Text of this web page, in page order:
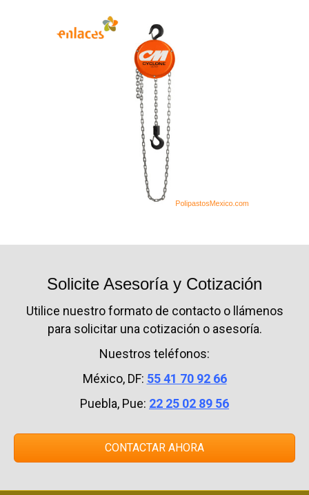
Solicite Asesoría y Cotización
Utilice nuestro formato de contacto o llámenos
para solicitar una cotización o asesoría.
Nuestros teléfonos:
México, DF: 55 41 70 92 66
Puebla, Pue: 22 25 02 89 56
CONTACTAR AHORA